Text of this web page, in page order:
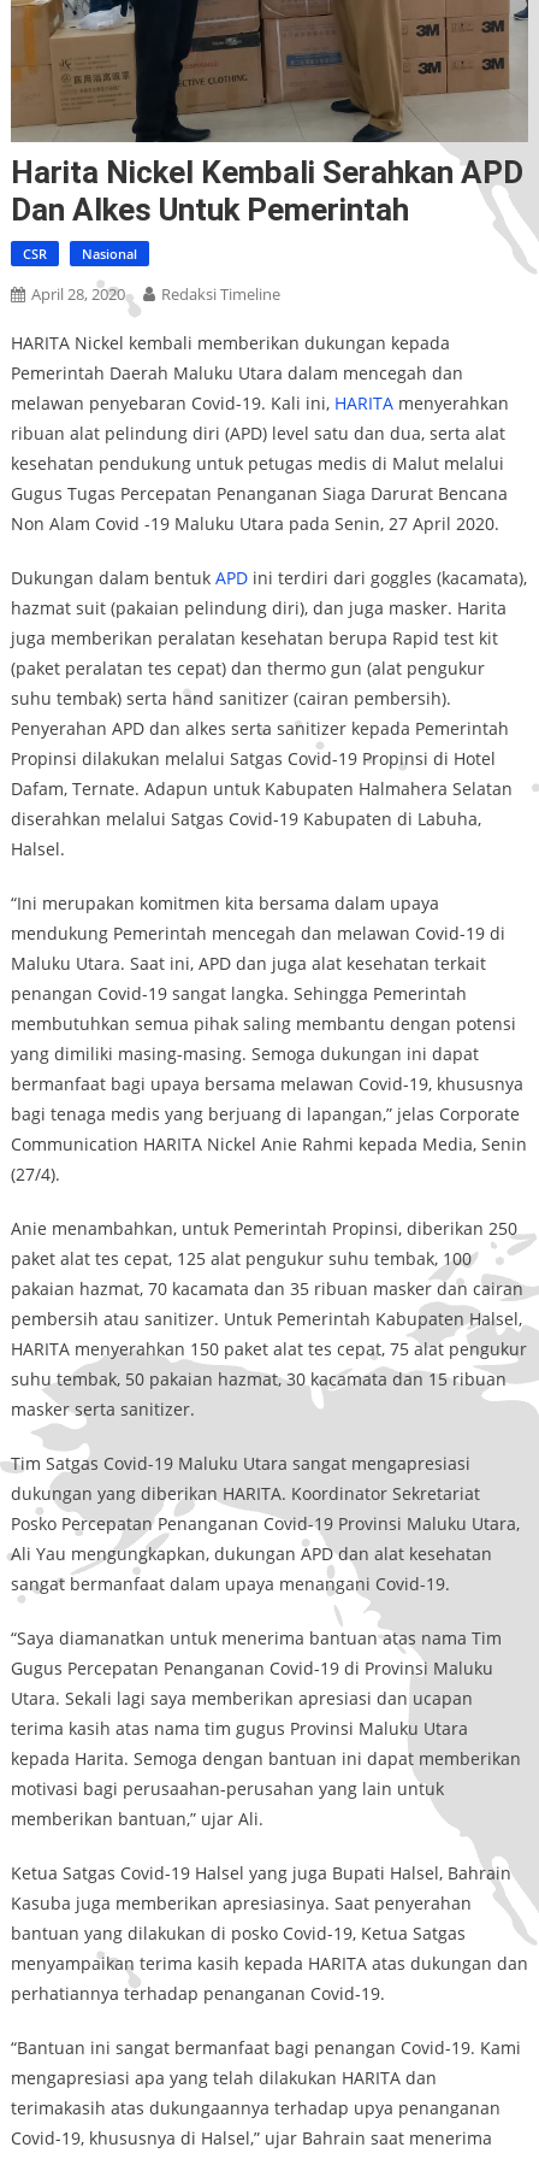
Harita Nickel Kembali Serahkan APD
Dan Alkes Untuk Pemerintah
CSR Nasional
April 28, 2020 Redaksi Timeline
HARITA Nickel kembali memberikan dukungan kepada
Pemerintah Daerah Maluku Utara dalam mencegah dan
melawan penyebaran Covid-19. Kali ini, HARITAmenyerahkan
ribuan alat pelindung diri (APD) level satu dan dua, serta alat
kesehatan pendukung untuk petugas medis di Malut melalui
Gugus Tugas Percepatan Penanganan Siaga Darurat Bencana
Non Alam Covid -19 Maluku Utara pada Senin, 27 April 2020.
Dukungan dalam bentuk APDini terdiri dari goggles (kacamata),
hazmat suit (pakaian pelindung diri), dan juga masker. Harita
juga memberikan peralatan kesehatan berupa Rapid test kit
(paket peralatan tes cepat) dan thermo gun (alat pengukur
suhu tembak) serta hand sanitizer (cairan pembersih).
Penyerahan APD dan alkes serta sanitizer kepada Pemerintah
Propinsi dilakukan melalui Satgas Covid-19 Propinsi di Hotel
Dafam, Ternate. Adapun untuk Kabupaten Halmahera Selatan
diserahkan melalui Satgas Covid-19 Kabupaten di Labuha,
Halsel.
“Ini merupakan komitmen kita bersama dalam upaya
mendukung Pemerintah mencegah dan melawan Covid-19 di
Maluku Utara. Saat ini, APD dan juga alat kesehatan terkait
penangan Covid-19 sangat langka. Sehingga Pemerintah
membutuhkan semua pihak saling membantu dengan potensi
yang dimiliki masing-masing. Semoga dukungan ini dapat
bermanfaat bagi upaya bersama melawan Covid-19, khususnya
bagi tenaga medis yang berjuang di lapangan,” jelas Corporate
Communication HARITA Nickel Anie Rahmi kepada Media, Senin
(27/4).
Anie menambahkan, untuk Pemerintah Propinsi, diberikan 250
paket alat tes cepat, 125 alat pengukur suhu tembak, 100
pakaian hazmat, 70 kacamata dan 35 ribuan masker dan cairan
pembersih atau sanitizer. Untuk Pemerintah Kabupaten Halsel,
HARITA menyerahkan 150 paket alat tes cepat, 75 alat pengukur
suhu tembak, 50 pakaian hazmat, 30 kacamata dan 15 ribuan
masker serta sanitizer.
Tim Satgas Covid-19 Maluku Utara sangat mengapresiasi
dukungan yang diberikan HARITA. Koordinator Sekretariat
Posko Percepatan Penanganan Covid-19 Provinsi Maluku Utara,
Ali Yau mengungkapkan, dukungan APD dan alat kesehatan
sangat bermanfaat dalam upaya menangani Covid-19.
“Saya diamanatkan untuk menerima bantuan atas nama Tim
Gugus Percepatan Penanganan Covid-19 di Provinsi Maluku
Utara. Sekali lagi saya memberikan apresiasi dan ucapan
terima kasih atas nama tim gugus Provinsi Maluku Utara
kepada Harita. Semoga dengan bantuan ini dapat memberikan
motivasi bagi perusaahan-perusahan yang lain untuk
memberikan bantuan,” ujar Ali.
Ketua Satgas Covid-19 Halsel yang juga Bupati Halsel, Bahrain
Kasuba juga memberikan apresiasinya. Saat penyerahan
bantuan yang dilakukan di posko Covid-19, Ketua Satgas
menyampaikan terima kasih kepada HARITA atas dukungan dan
perhatiannya terhadap penanganan Covid-19.
“Bantuan ini sangat bermanfaat bagi penangan Covid-19. Kami
mengapresiasi apa yang telah dilakukan HARITA dan
terimakasih atas dukungaannya terhadap upya penanganan
Covid-19, khususnya di Halsel,” ujar Bahrain saat menerima